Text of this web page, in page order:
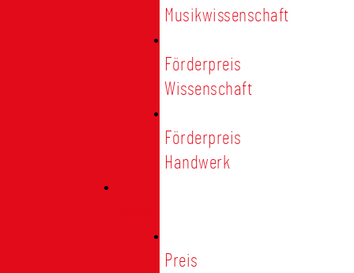
Musikwissenschaft
Förderpreis
Wissenschaft
Förderpreis
Handwerk
Preis